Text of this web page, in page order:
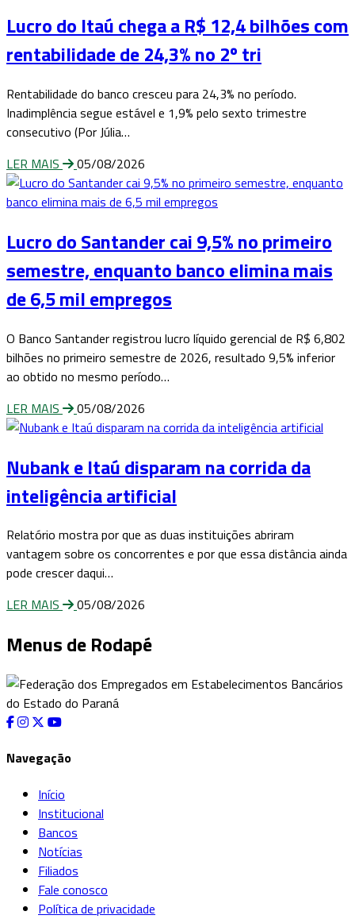
Lucro do Itaú chega a R$ 12,4 bilhões com
rentabilidade de 24,3% no 2º tri
Rentabilidade do banco cresceu para 24,3% no período.
Inadimplência segue estável e 1,9% pelo sexto trimestre
consecutivo (Por Júlia…
LER MAIS
05/08/2026
Lucro do Santander cai 9,5% no primeiro
semestre, enquanto banco elimina mais
de 6,5 mil empregos
O Banco Santander registrou lucro líquido gerencial de R$ 6,802
bilhões no primeiro semestre de 2026, resultado 9,5% inferior
ao obtido no mesmo período…
LER MAIS
05/08/2026
Nubank e Itaú disparam na corrida da
inteligência artificial
Relatório mostra por que as duas instituições abriram
vantagem sobre os concorrentes e por que essa distância ainda
pode crescer daqui…
LER MAIS
05/08/2026
Menus de Rodapé
Navegação
Início
Institucional
Bancos
Notícias
Filiados
Fale conosco
Política de privacidade